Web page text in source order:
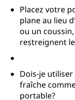
Placez votre
plane au lieu
ou un
restreignent
Dois-je
fraîche
portable?